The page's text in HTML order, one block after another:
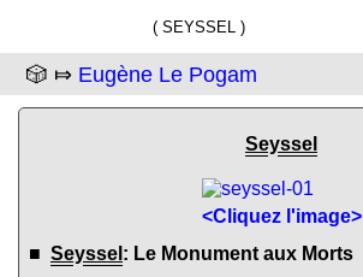
( SEYSSEL )
🎲 ⤇ Eugène Le Pogam
Seyssel
<Cliquez l'image>
■ Seyssel : Le Monument aux Morts